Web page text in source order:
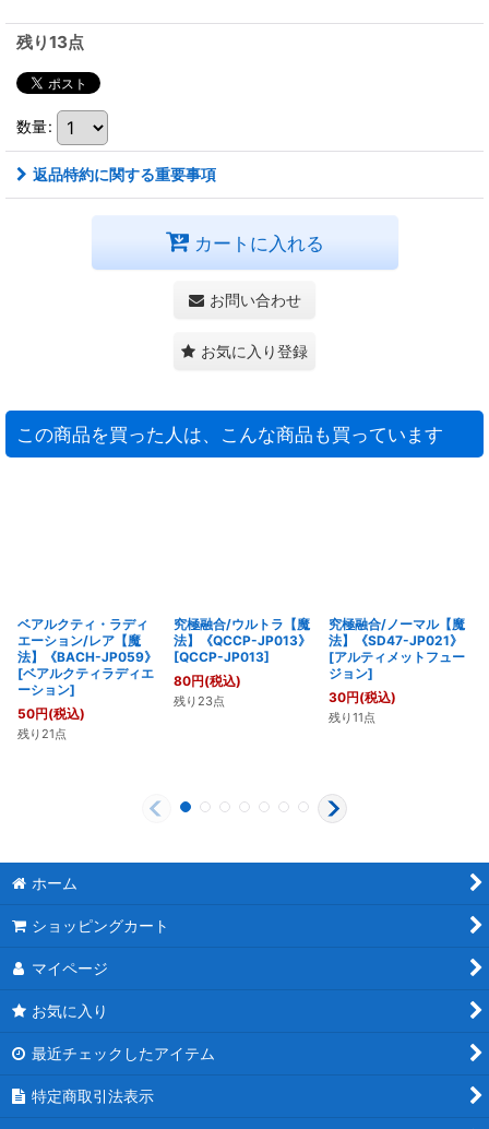
残り13点
数量:
返品特約に関する重要事項
カートに入れる
お問い合わせ
お気に入り登録
この商品を買った人は、こんな商品も買っています
ベアルクティ・ラディ
エーション/レア【魔
法】《BACH-JP059》
[ベアルクティラディエ
ーション]
50円(税込)
残り21点
究極融合/ウルトラ【魔
法】《QCCP-JP013》
[QCCP-JP013]
80円(税込)
残り23点
究極融合/ノーマル【魔
法】《SD47-JP021》
[アルティメットフュー
ジョン]
30円(税込)
残り11点
ホーム
ショッピングカート
マイページ
お気に入り
最近チェックしたアイテム
特定商取引法表示